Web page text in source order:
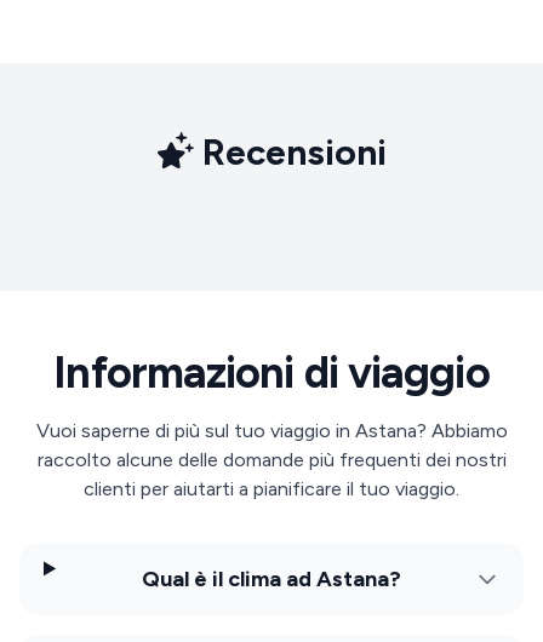
Recensioni
Informazioni di viaggio
Vuoi saperne di più sul tuo viaggio in Astana? Abbiamo
raccolto alcune delle domande più frequenti dei nostri
clienti per aiutarti a pianificare il tuo viaggio.
Qual è il clima ad Astana?